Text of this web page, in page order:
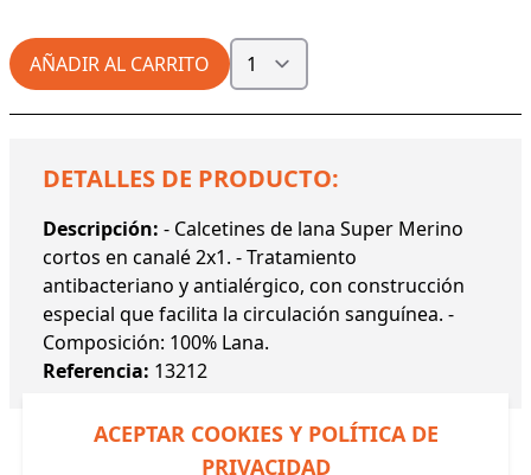
AÑADIR AL CARRITO
DETALLES DE PRODUCTO:
Descripción: - Calcetines de lana Super Merino
cortos en canalé 2x1. - Tratamiento
antibacteriano y antialérgico, con construcción
especial que facilita la circulación sanguínea. -
Composición: 100% Lana.
Referencia: 13212
ACEPTAR COOKIES Y POLÍTICA DE
PRIVACIDAD